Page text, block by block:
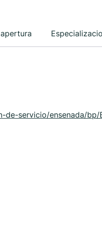
servicio/ensenada/bp/